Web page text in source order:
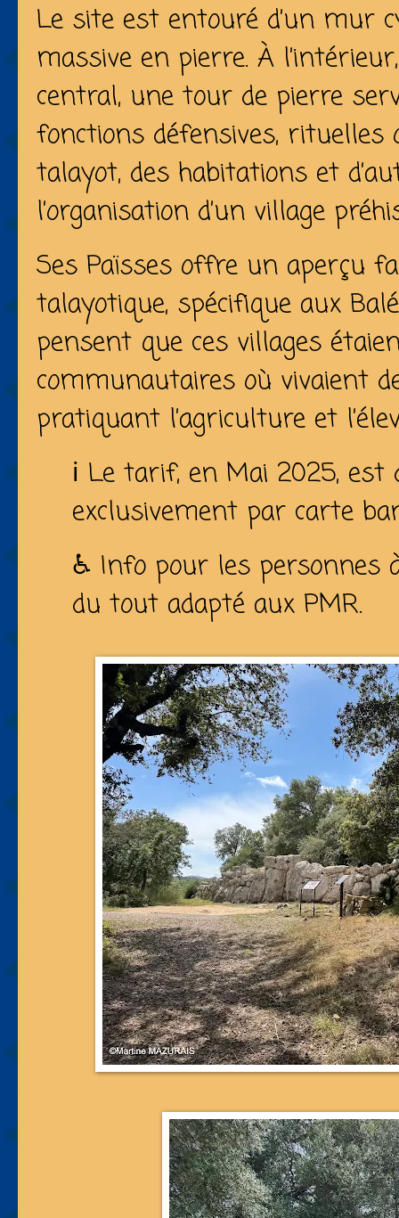
Le site est entouré d’un mur
massive en pierre. À
central, une tour de pierre
fonctions défensives, rituelles
talayot, des habitations et
l’organisation d’un village
Ses Païsses offre un aperçu
talayotique, spécifique aux
pensent que ces villages
communautaires où vivaient
pratiquant l’agriculture et
ℹ️ Le tarif, en Mai 2025, est
exclusivement par carte
♿ Info pour les personnes
du tout adapté aux PMR.